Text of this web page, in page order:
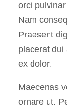
orci
Nam
Praesent
placerat dui
ex dolor.
Maecenas
ornare ut.